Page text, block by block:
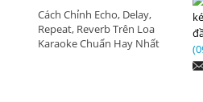
Cách Chỉnh Echo, Delay,
Repeat, Reverb Trên Loa
Karaoke Chuẩn Hay Nhất